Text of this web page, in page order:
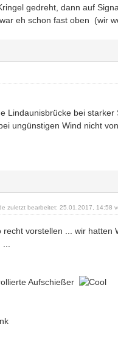
gedreht, dann auf
eh schon fast oben (wir
Lindaunisbrücke bei
ungünstigen Wind nicht
zuletzt bearbeitet: 25.01.2017, 14:58
vorstellen ... wir
Aufschießer